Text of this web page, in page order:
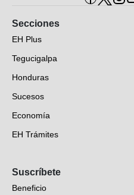
Secciones
EH Plus
Tegucigalpa
Honduras
Sucesos
Economía
EH Trámites
EH Verifica
Fotogalerías
Suscríbete
Beneficio